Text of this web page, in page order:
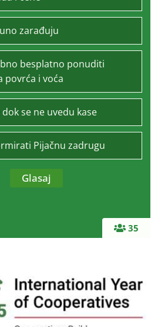
35
zarađuju
besplatno ponuditi
povrća i voća
se ne uvedu kase
Pijačnu zadrugu